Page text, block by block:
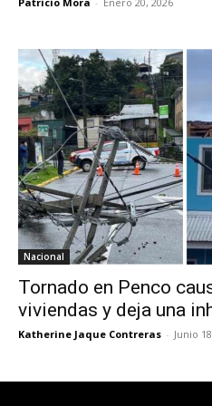
Nacional
Tornado en Penco
viviendas y deja una
Katherine Jaque Contreras - Junio